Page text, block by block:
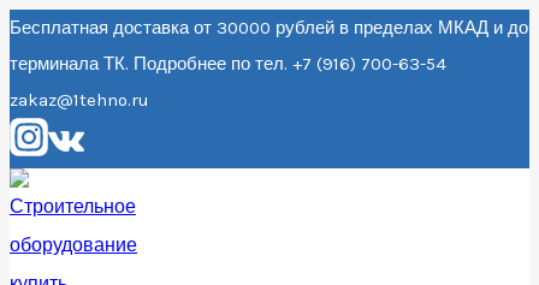
Перейти
к
содержанию
Бесплатная доставка от 30000 рублей в пределах МКАД и до
терминала ТК. Подробнее по тел. +7 (916) 700-63-54
zakaz@1tehno.ru